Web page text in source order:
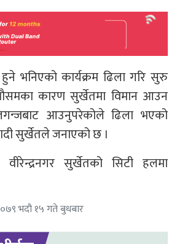
भनिएको कार्यक्रम ढिला गरि सुरु
कारण सुर्खेतमा विमान आउन
आउनुपरेकोले ढिला भएको
सुर्खेतले जनाएको छ ।
वीरेन्द्रनगर सुर्खेतको सिटी हलमा
भदौ १५ गते बुधबार